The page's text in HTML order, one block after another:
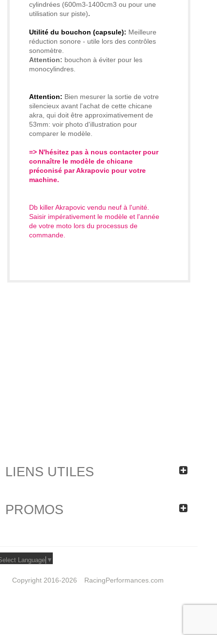
cylindrées (600m3-1400cm3 ou pour une
utilisation sur piste).
Utilité du bouchon (capsule): Meilleure
réduction sonore - utile lors des contrôles
sonomètre.
Attention: bouchon à éviter pour les
monocylindres.
Attention: Bien mesurer la sortie de votre
silencieux avant l'achat de cette chicane
akra, qui doit être approximativement de
53mm: voir photo d'illustration pour
comparer le modèle.
=> N'hésitez pas à nous contacter pour
connaître le modèle de chicane
préconisé par Akrapovic pour votre
machine.
Db killer Akrapovic vendu neuf à l'unité.
Saisir impérativement le modèle et l'année
de votre moto lors du processus de
commande.
LIENS UTILES
PROMOS
Language ▼
Copyright 2016-2026 RacingPerformances.com